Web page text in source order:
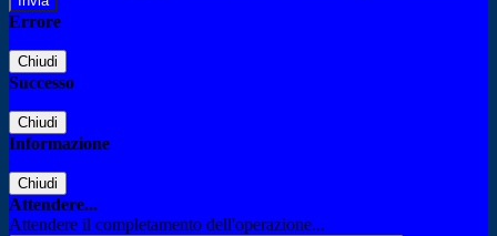
Errore
Chiudi
Successo
Chiudi
Informazione
Chiudi
Attendere...
Attendere il completamento dell'operazione...